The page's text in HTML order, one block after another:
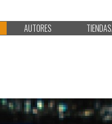
AUTORES